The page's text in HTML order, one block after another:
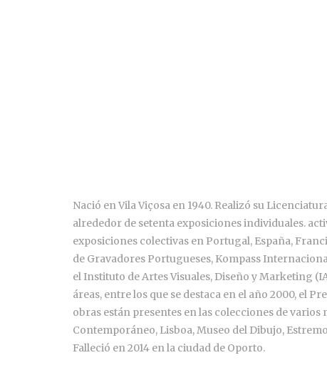
Nació en Vila Viçosa en 1940. Realizó su
alrededor de setenta exposiciones individuales.
exposiciones colectivas en Portugal, España,
de Gravadores Portugueses, Kompass
el Instituto de Artes Visuales, Diseño y Marketing
áreas, entre los que se destaca en el año 2000, el
obras están presentes en las colecciones de
Contemporáneo, Lisboa, Museo del Dibujo,
Falleció en 2014 en la ciudad de Oporto.